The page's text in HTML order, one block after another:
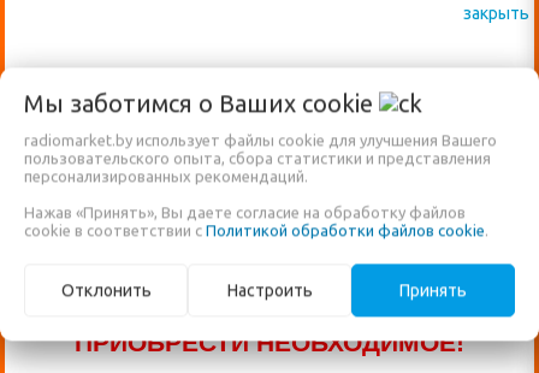
ВАЖНО: КРОМЕ ВЫСТАВЛЕННЫХ НА
ПРОДАЖЕ ЕЩЁ МНОГО ДРУГИХ
НЕ ВНЕСЕНЫ В НАШ КАТАЛОГ!
ЗВОНИТЕ ПО НАШИМ ТЕЛЕФОНАМ, ИЛИ
ПИШИТЕ В ЧАТ И МЫ ПОМОЖЕМ ВАМ
ПРИОБРЕСТИ НЕОБХОДИМОЕ!
безмены
отходов
И ТУРИЗМА
Угловая шлифмашина
Makita GA5040
Код: 81545
Электрическая пила
Makita UC4051A
Мы заботимся о Ваших cookie
radiomarket.by использует файлы cookie для улучшения Вашего
пользовательского опыта, сбора статистики и представления
персонализированных рекомендаций.
Нажав «Принять», Вы даете согласие на обработку файлов
cookie в соответствии с Политикой обработки файлов cookie.
Отклонить Настроить Принять